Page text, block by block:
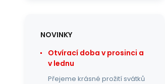
NOVINKY
Otvírací doba v prosinci a
v lednu
Přejeme krásné prožití svátků